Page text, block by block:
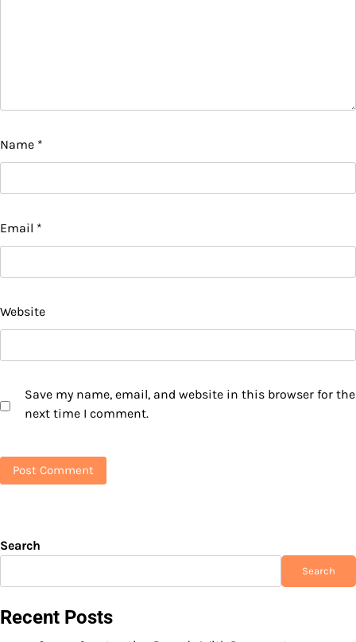
Name *
Email *
Website
Save my name, email, and website in this browser for the
next time I comment.
Search
Search
Recent Posts